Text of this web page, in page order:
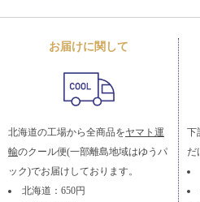
お届けに関して
北海道の工場から全商品をヤマト運
輸のクール便(一部離島地域はゆうパ
ック)でお届けしております。
北海道：650円
下
だ